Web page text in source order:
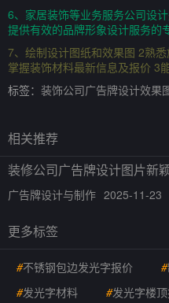
6、家居装饰等业务服务公司设
提供有效的品牌形象设计服务的
7、绘制设计图纸和效果图 2熟
掌握装饰材料最新信息及报价 3
标签： 装饰公司广告牌设计效果
相关推荐
装修公司广告牌设计图片新
广告牌设计与制作 2025-11-23
更多标签
#不锈钢包边发光字报价 #
#发光字材料 #发光字楼